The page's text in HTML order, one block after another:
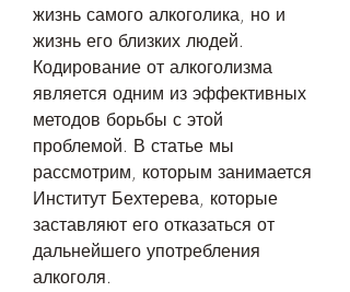
жизнь самого алкоголика, но и
жизнь его близких людей.
Кодирование от алкоголизма
является одним из эффективных
методов борьбы с этой
проблемой. В статье мы
рассмотрим, которым занимается
Институт Бехтерева, которые
заставляют его отказаться от
дальнейшего употребления
алкоголя.